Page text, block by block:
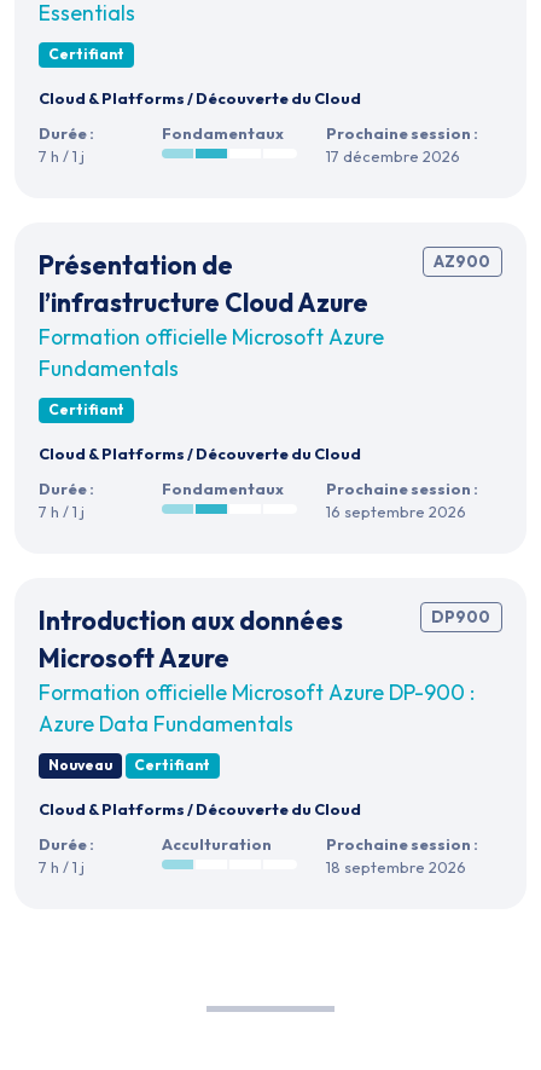
Essentials
Certifiant
Cloud & Platforms/Découverte du Cloud
Durée :
7 h / 1 j
Fondamentaux
Prochaine session :
17 décembre 2026
AZ900
Présentation de
l’infrastructure Cloud Azure
Formation officielle Microsoft Azure
Fundamentals
Certifiant
Cloud & Platforms/Découverte du Cloud
Durée :
7 h / 1 j
Fondamentaux
Prochaine session :
16 septembre 2026
DP900
Introduction aux données
Microsoft Azure
Formation officielle Microsoft Azure DP-900 :
Azure Data Fundamentals
Nouveau Certifiant
Cloud & Platforms/Découverte du Cloud
Durée :
7 h / 1 j
Acculturation
Prochaine session :
18 septembre 2026